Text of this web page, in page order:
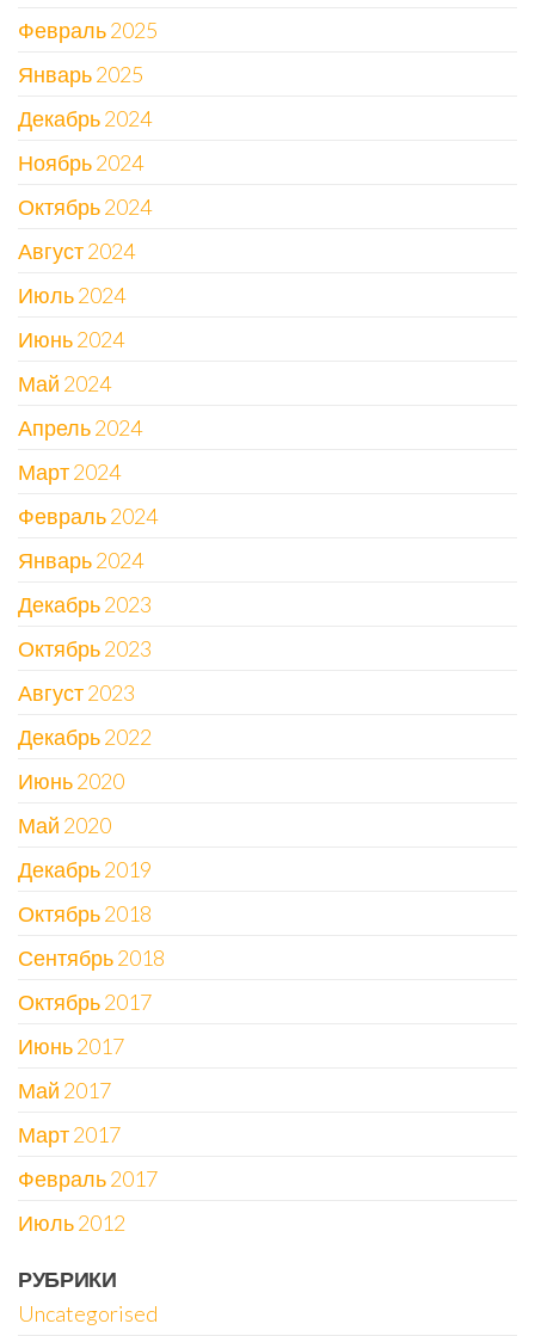
Февраль 2025
Январь 2025
Декабрь 2024
Ноябрь 2024
Октябрь 2024
Август 2024
Июль 2024
Июнь 2024
Май 2024
Апрель 2024
Март 2024
Февраль 2024
Январь 2024
Декабрь 2023
Октябрь 2023
Август 2023
Декабрь 2022
Июнь 2020
Май 2020
Декабрь 2019
Октябрь 2018
Сентябрь 2018
Октябрь 2017
Июнь 2017
Май 2017
Март 2017
Февраль 2017
Июль 2012
РУБРИКИ
Uncategorised